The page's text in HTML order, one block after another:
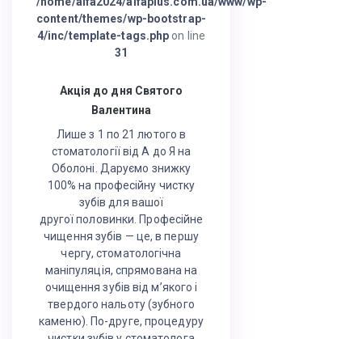
content/themes/wp-bootstrap-
4/inc/template-tags.php on line
31
Акція до дня Святого
Валентина
Лише з 1 по 21 лютого в
стоматології від А до Я на
Оболоні. Даруємо знижку
100% на професійну чистку
зубів для вашої
другої половинки. Професійне
чищення зубів — це, в першу
чергу, стоматологічна
маніпуляція, спрямована на
очищення зубів від м’якого і
твердого нальоту (зубного
каменю). По-друге, процедуру